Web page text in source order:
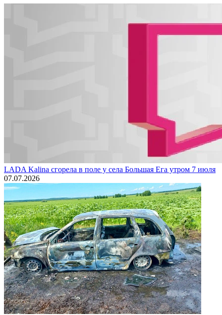
LADA Kalina сгорела в поле у села Большая Ега утром 7 июля
07.07.2026